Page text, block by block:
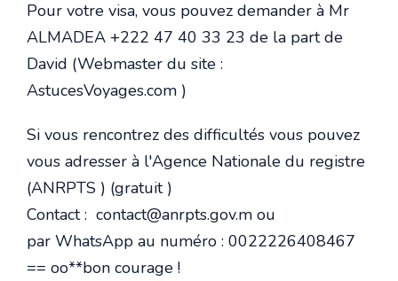
Pour votre visa, vous pouvez demander à Mr
ALMADEA +222 47 40 33 23 de la part de
David (Webmaster du site :
AstucesVoyages.com )
Si vous rencontrez des difficultés vous pouvez
vous adresser à l'Agence Nationale du registre
(ANRPTS ) (gratuit )
Contact : contact@anrpts.gov.m ou
par WhatsApp au numéro : 0022226408467
== oo**bon courage !